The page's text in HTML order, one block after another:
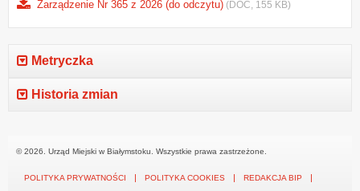
Zarządzenie Nr 365 z 2026 (do odczytu) (DOC, 155 KB)
Metryczka
Historia zmian
© 2026. Urząd Miejski w Białymstoku. Wszystkie prawa zastrzeżone.
POLITYKA PRYWATNOŚCI POLITYKA COOKIES REDAKCJA BIP